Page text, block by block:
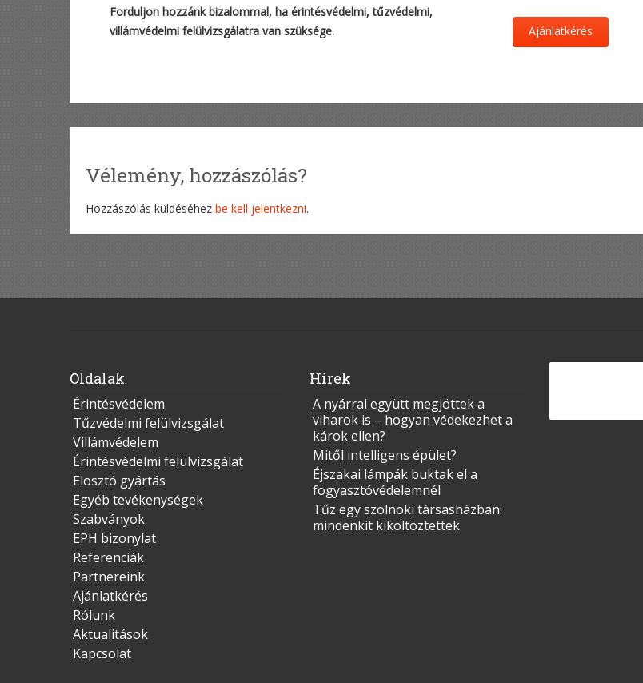
Forduljon hozzánk bizalommal, ha érintésvédelmi, tűzvédelmi,
villámvédelmi felülvizsgálatra van szüksége.
Ajánlatkérés
Vélemény, hozzászólás?
Hozzászólás küldéséhez be kell jelentkezni.
Oldalak
Érintésvédelem
Tűzvédelmi felülvizsgálat
Villámvédelem
Érintésvédelmi felülvizsgálat
Elosztó gyártás
Egyéb tevékenységek
Szabványok
EPH bizonylat
Referenciák
Partnereink
Ajánlatkérés
Rólunk
Aktualitások
Kapcsolat
Hírek
A nyárral együtt megjöttek a
viharok is – hogyan védekezhet a
károk ellen?
Mitől intelligens épület?
Éjszakai lámpák buktak el a
fogyasztóvédelemnél
Tűz egy szolnoki társasházban:
mindenkit kiköltöztettek